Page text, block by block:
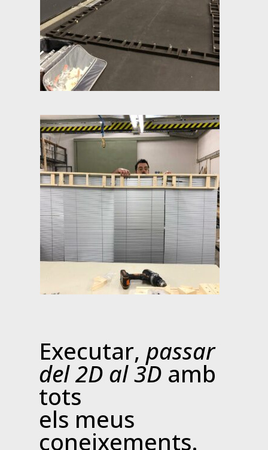
Executar, passar
del 2D al 3Damb
tots
els meus
coneixements.